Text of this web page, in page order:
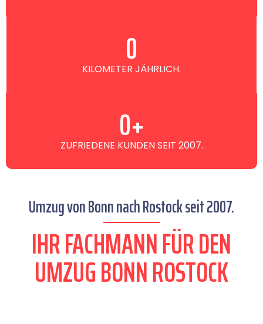
KILOMETER JÄHRLICH.
0
ZUFRIEDENE KUNDEN SEIT 2007.
0+
Umzug von Bonn nach Rostock seit 2007.
IHR FACHMANN FÜR DEN
UMZUG BONN ROSTOCK